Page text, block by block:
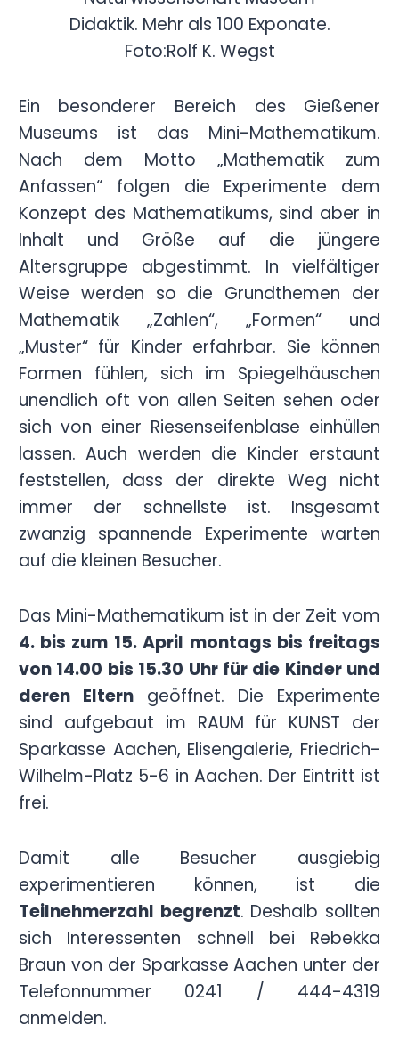
Ein besonderer Bereich des Gießener
Museums ist das Mini-Mathematikum.
Nach dem Motto „Mathematik zum
Anfassen“ folgen die Experimente dem
Konzept des Mathematikums, sind aber in
Inhalt und Größe auf die jüngere
Altersgruppe abgestimmt. In vielfältiger
Weise werden so die Grundthemen der
Mathematik „Zahlen“, „Formen“ und
„Muster“ für Kinder erfahrbar. Sie können
Formen fühlen, sich im Spiegelhäuschen
unendlich oft von allen Seiten sehen oder
sich von einer Riesenseifenblase einhüllen
lassen. Auch werden die Kinder erstaunt
feststellen, dass der direkte Weg nicht
immer der schnellste ist. Insgesamt
zwanzig spannende Experimente warten
auf die kleinen Besucher.
Das Mini-Mathematikum ist in der Zeit vom
4. bis zum 15. April montags bis freitags
von 14.00 bis 15.30 Uhr für die Kinder und
deren Elterngeöffnet. Die Experimente
sind aufgebaut im RAUM für KUNST der
Sparkasse Aachen, Elisengalerie, Friedrich-
Wilhelm-Platz 5-6 in Aachen. Der Eintritt ist
frei.
Damit alle Besucher ausgiebig
experimentieren können, ist die
Teilnehmerzahl begrenzt. Deshalb sollten
sich Interessenten schnell bei Rebekka
Braun von der Sparkasse Aachen unter der
Telefonnummer 0241 / 444-4319
anmelden.